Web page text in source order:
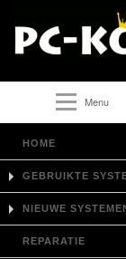
Menu
HOME
GEBRUIKTE
NIEUWE
REPARATIE